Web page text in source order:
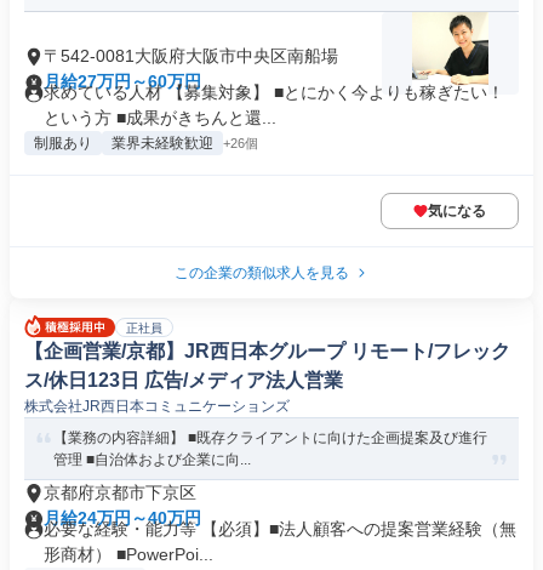
〒542-0081大阪府大阪市中央区南船場
月給27万円～60万円
求めている人材 【募集対象】 ■とにかく今よりも稼ぎたい！
という方 ■成果がきちんと還...
制服あり 業界未経験歓迎 +26個
気になる
この企業の類似求人を見る
正社員
【企画営業/京都】JR西日本グループ リモート/フレック
ス/休日123日 広告/メディア法人営業
株式会社JR西日本コミュニケーションズ
【業務の内容詳細】 ■既存クライアントに向けた企画提案及び進行
管理 ■自治体および企業に向...
京都府京都市下京区
月給24万円～40万円
必要な経験・能力等 【必須】■法人顧客への提案営業経験（無
形商材） ■PowerPoi...